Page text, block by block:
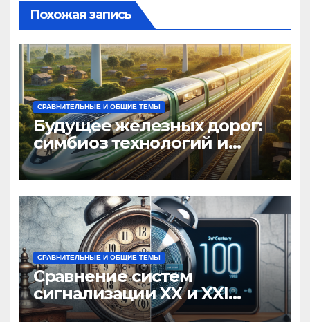
Похожая запись
СРАВНИТЕЛЬНЫЕ И ОБЩИЕ ТЕМЫ
Будущее железных дорог:
симбиоз технологий и
экологии
СРАВНИТЕЛЬНЫЕ И ОБЩИЕ ТЕМЫ
Сравнение систем
сигнализации XX и XXI
веков